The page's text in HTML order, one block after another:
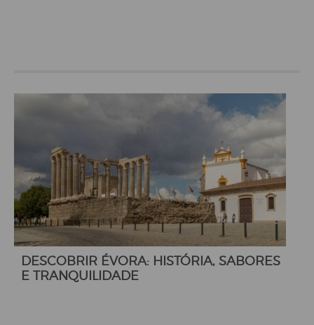
DESCOBRIR ÉVORA: HISTÓRIA, SABORES
E TRANQUILIDADE